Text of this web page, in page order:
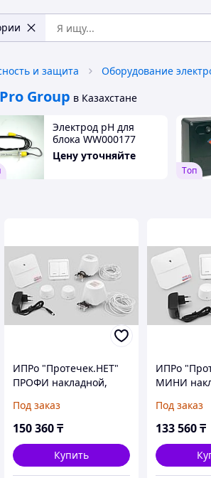
и защита
Group в Казахстане
Электрод рН для
блока WW000177
Цену уточняйте
Tоп
ИПРо "Протечек.НЕТ"
ПРОФИ накладной,
Система контроля
протечек воды
Под заказ
150 360₸
Купить
ИПРо
МИНИ
Система
протечек
Под заказ
133 560₸